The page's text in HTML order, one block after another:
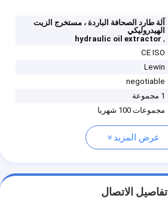
آلة طارد الصحافة الباردة ، مستخرج الزيت
الهيدروليكي
,
hydraulic oil extractor
CE ISO
Lewin
negotiable
1 مجموعة
مجموعات 100 شهريا
عرض المزيد
تفاصيل الاتصال